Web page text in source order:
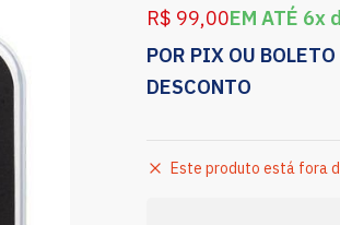
R$ 99,00EM ATÉ 6x
POR PIX OU BOLETO
DESCONTO
Este produto está fora